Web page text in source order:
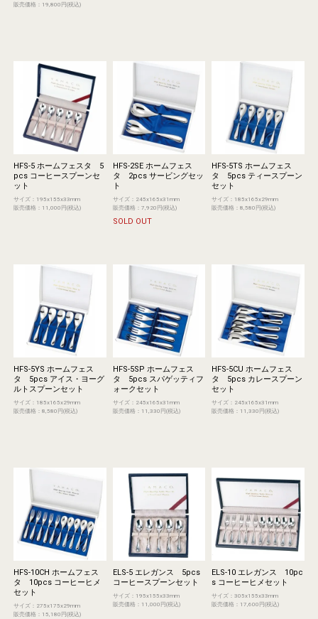
販売価格：19,800円(税込)
HFS-5 ホームフェスタ 5
pcs コーヒースプーンセ
ット
サイズ：195x155x33mm
販売価格：11,000円(税込)
HFS-2SE ホームフェス
タ 2pcs サービングセッ
ト
サイズ：245x165x31mm
販売価格：7,920円(税込)
SOLD OUT
HFS-5TS ホームフェス
タ 5pcs ティースプーン
セット
サイズ：185x165x29mm
販売価格：8,580円(税込)
HFS-5YS ホームフェス
タ 5pcs アイス・ヨーグ
ルトスプーンセット
サイズ：185x165x29mm
販売価格：8,580円(税込)
HFS-5SP ホームフェス
タ 5pcs スパゲッティフ
ォークセット
サイズ：245x165x31mm
販売価格：11,330円(税込)
HFS-5CU ホームフェス
タ 5pcs カレースプーン
セット
サイズ：245x165x31mm
販売価格：11,330円(税込)
HFS-10CH ホームフェス
タ 10pcs コーヒーヒメ
セット
サイズ：275x175x29mm
販売価格：15,180円(税込)
ELS-5 エレガンス 5pcs
コーヒースプーンセット
サイズ：195x155x33mm
販売価格：11,000円(税込)
ELS-10 エレガンス 10pc
s コーヒーヒメセット
サイズ：305x155x33mm
販売価格：17,600円(税込)